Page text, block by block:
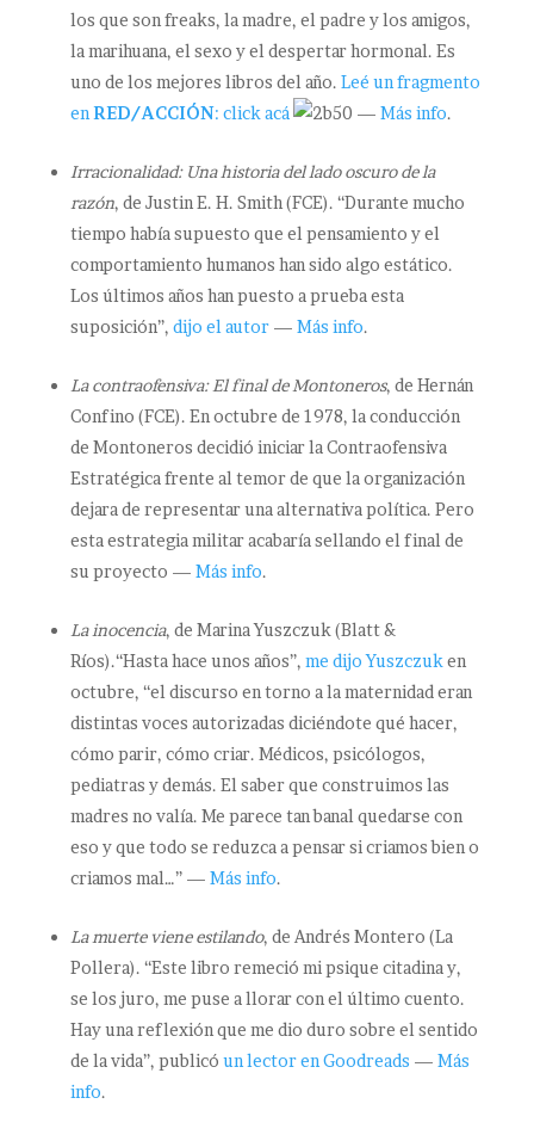
los que son freaks, la madre, el padre y los amigos,
la marihuana, el sexo y el despertar hormonal. Es
uno de los mejores libros del año. Leé un fragmento
en RED/ACCIÓN: click acá — Más info.
Irracionalidad: Una historia del lado oscuro de la
razón, de Justin E. H. Smith (FCE). “Durante mucho
tiempo había supuesto que el pensamiento y el
comportamiento humanos han sido algo estático.
Los últimos años han puesto a prueba esta
suposición”, dijo el autor— Más info.
La contraofensiva: El final de Montoneros, de Hernán
Confino (FCE). En octubre de 1978, la conducción
de Montoneros decidió iniciar la Contraofensiva
Estratégica frente al temor de que la organización
dejara de representar una alternativa política. Pero
esta estrategia militar acabaría sellando el final de
su proyecto — Más info.
La inocencia, de Marina Yuszczuk (Blatt &
Ríos).“Hasta hace unos años”, me dijo Yuszczuk en
octubre, “el discurso en torno a la maternidad eran
distintas voces autorizadas diciéndote qué hacer,
cómo parir, cómo criar. Médicos, psicólogos,
pediatras y demás. El saber que construimos las
madres no valía. Me parece tan banal quedarse con
eso y que todo se reduzca a pensar si criamos bien o
criamos mal…” — Más info.
La muerte viene estilando, de Andrés Montero (La
Pollera). “Este libro remeció mi psique citadina y,
se los juro, me puse a llorar con el último cuento.
Hay una reflexión que me dio duro sobre el sentido
de la vida”, publicó un lector en Goodreads — Más
info.